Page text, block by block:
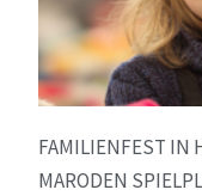
FAMILIENFEST IN
MARODEN